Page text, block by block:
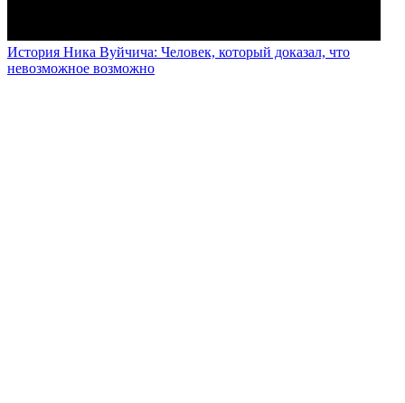
История Ника Вуйчича: Человек, который доказал, что
невозможное возможно